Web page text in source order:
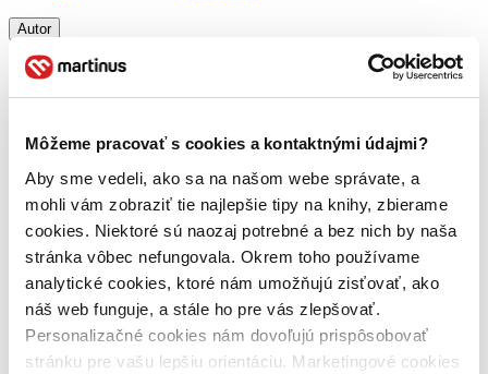
Môžeme pracovať s cookies a kontaktnými údajmi?
Aby sme vedeli, ako sa na našom webe správate, a
mohli vám zobraziť tie najlepšie tipy na knihy, zbierame
cookies. Niektoré sú naozaj potrebné a bez nich by naša
stránka vôbec nefungovala. Okrem toho používame
analytické cookies, ktoré nám umožňujú zisťovať, ako
náš web funguje, a stále ho pre vás zlepšovať.
Personalizačné cookies nám dovoľujú prispôsobovať
stránku pre vašu lepšiu orientáciu. Marketingové cookies
Autor
Väzba
brožovaná väzba (1 titul)brožovaná väzba1
Zúžiť výber
Zoradiť
Bestsellery